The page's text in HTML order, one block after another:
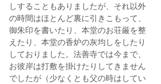
しすることもありましたが、それ以外
の時間はほとんど裏に引きこもって、
御朱印を書いたり、本堂のお荘厳を整
えたり、本堂の香炉の灰均しをしたり
しておりました。法善寺では今まで、
お彼岸は打敷を掛けたりしてきません
でしたが（少なくとも父の時はしてい